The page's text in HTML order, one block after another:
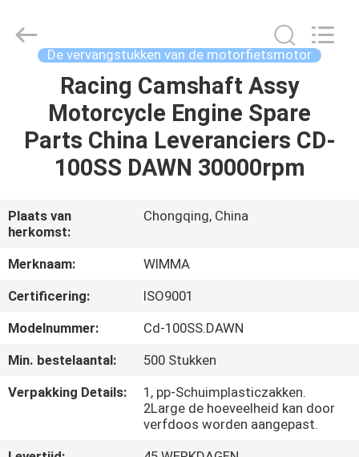
THUIS
PRODUCTEN
OVER
ONS
FABRIEKSTOCHT
KWALITEITSCONTROLE
Spare
Parts
De vervangstukken van de motorfietsmotor
Racing Camshaft Assy
Motorcycle Engine Spare
Parts China Leveranciers CD-
100SS DAWN 30000rpm
Plaats van
herkomst:
Chongqing, China
Merknaam:
WIMMA
Certificering:
ISO9001
Modelnummer:
Cd-100SS.DAWN
Min. bestelaantal:
500 Stukken
Verpakking Details:
1, pp-Schuimplasticzakken.
2Large de hoeveelheid kan door
verfdoos worden aangepast.